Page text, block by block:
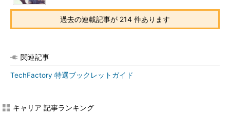
過去の連載記事が 214 件あります
関連記事
TechFactory 特選ブックレットガイド
キャリア 記事ランキング